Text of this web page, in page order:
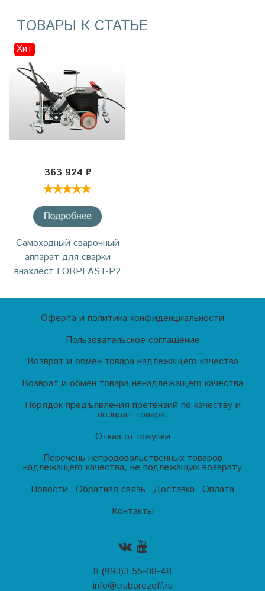
ТОВАРЫ К СТАТЬЕ
Хит
363 924 ₽
Самоходный сварочный
аппарат для сварки
внахлест FORPLAST-P2
Оферта и политика конфиденциальности
Пользовательское соглашение
Возврат и обмен товара надлежащего качества
Возврат и обмен товара ненадлежащего качества
Порядок предъявления претензий по качеству и
возврат товара.
Отказ от покупки
Перечень непродовольственных товаров
надлежащего качества, не подлежащих возврату
Новости
Обратная связь Доставка
Оплата
Контакты
8 (993)3 55-08-48
info@truborezoff.ru